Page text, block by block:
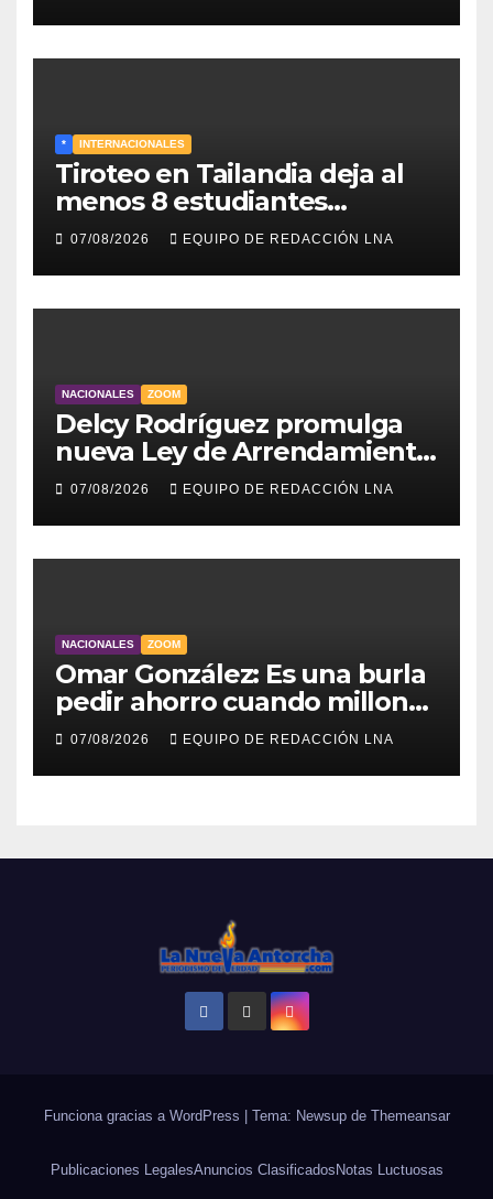
* INTERNACIONALES
Tiroteo en Tailandia deja al
menos 8 estudiantes
muertos y 30 heridos
07/08/2026 EQUIPO DE REDACCIÓN LNA
NACIONALES ZOOM
Delcy Rodríguez promulga
nueva Ley de Arrendamiento
para atender a familias
damnificadas
07/08/2026 EQUIPO DE REDACCIÓN LNA
NACIONALES ZOOM
Omar González: Es una burla
pedir ahorro cuando millones
viven sin luz y sin agua
07/08/2026 EQUIPO DE REDACCIÓN LNA
Funciona gracias a WordPress Tema: Newsup de Themeansar
Publicaciones LegalesAnuncios ClasificadosNotas Luctuosas